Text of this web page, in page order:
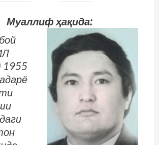
Муаллиф ҳақида:
1955